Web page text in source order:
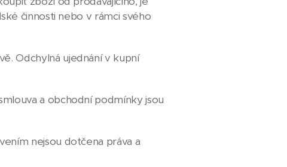
činnosti nebo v rámci svého
Odchylná ujednání v kupní
a obchodní podmínky jsou
nejsou dotčena práva a